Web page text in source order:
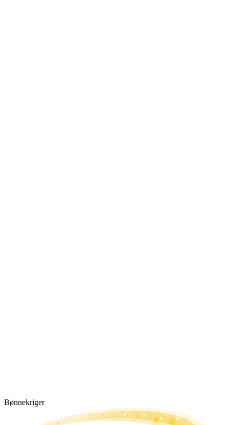
Bønne­kriger